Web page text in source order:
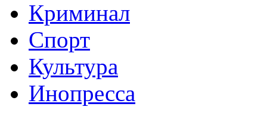
Криминал
Спорт
Культура
Инопресса